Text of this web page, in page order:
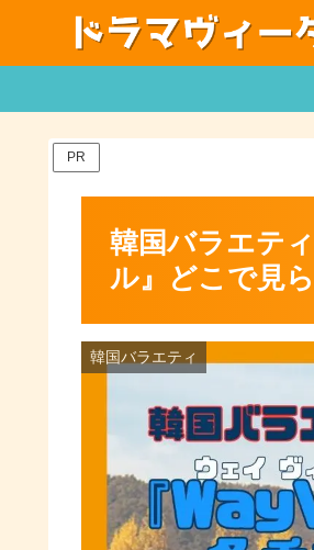
PR
韓国バラエテ
ル』どこで見
韓国バラエティ